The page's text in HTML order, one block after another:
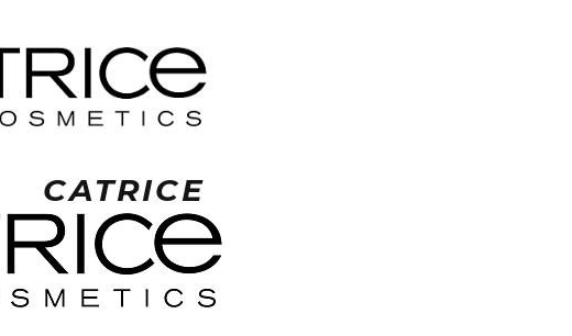
CATRICE